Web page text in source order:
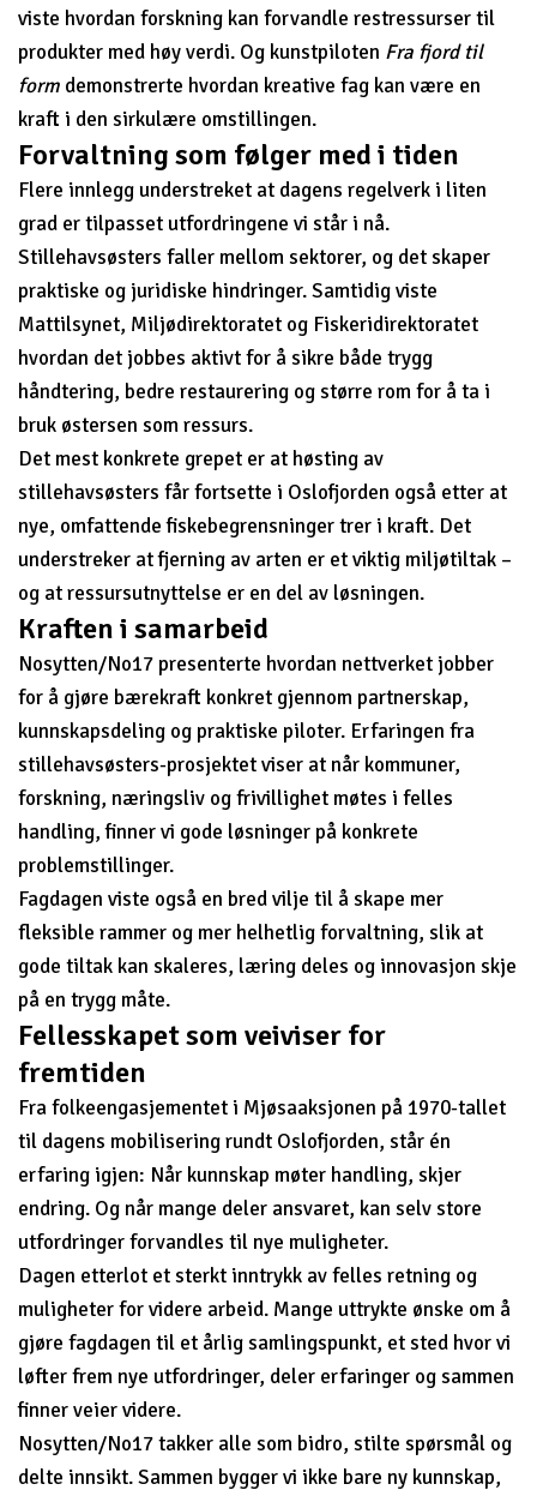
viste hvordan forskning kan forvandle restressurser til
produkter med høy verdi. Og kunstpiloten Fra fjord til
form demonstrerte hvordan kreative fag kan være en
kraft i den sirkulære omstillingen.
Forvaltning som følger med i tiden
Flere innlegg understreket at dagens regelverk i liten
grad er tilpasset utfordringene vi står i nå.
Stillehavsøsters faller mellom sektorer, og det skaper
praktiske og juridiske hindringer. Samtidig viste
Mattilsynet, Miljødirektoratet og Fiskeridirektoratet
hvordan det jobbes aktivt for å sikre både trygg
håndtering, bedre restaurering og større rom for å ta i
bruk østersen som ressurs.
Det mest konkrete grepet er at høsting av
stillehavsøsters får fortsette i Oslofjorden også etter at
nye, omfattende fiskebegrensninger trer i kraft. Det
understreker at fjerning av arten er et viktig miljøtiltak –
og at ressursutnyttelse er en del av løsningen.
Kraften i samarbeid
Nosytten/No17 presenterte hvordan nettverket jobber
for å gjøre bærekraft konkret gjennom partnerskap,
kunnskapsdeling og praktiske piloter. Erfaringen fra
stillehavsøsters-prosjektet viser at når kommuner,
forskning, næringsliv og frivillighet møtes i felles
handling, finner vi gode løsninger på konkrete
problemstillinger.
Fagdagen viste også en bred vilje til å skape mer
fleksible rammer og mer helhetlig forvaltning, slik at
gode tiltak kan skaleres, læring deles og innovasjon skje
på en trygg måte.
Fellesskapet som veiviser for
fremtiden
Fra folkeengasjementet i Mjøsaaksjonen på 1970-tallet
til dagens mobilisering rundt Oslofjorden, står én
erfaring igjen: Når kunnskap møter handling, skjer
endring. Og når mange deler ansvaret, kan selv store
utfordringer forvandles til nye muligheter.
Dagen etterlot et sterkt inntrykk av felles retning og
muligheter for videre arbeid. Mange uttrykte ønske om å
gjøre fagdagen til et årlig samlingspunkt, et sted hvor vi
løfter frem nye utfordringer, deler erfaringer og sammen
finner veier videre.
Nosytten/No17 takker alle som bidro, stilte spørsmål og
delte innsikt. Sammen bygger vi ikke bare ny kunnskap,